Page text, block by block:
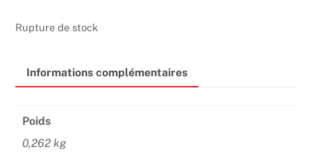
Rupture de stock
Informations complémentaires
Poids
0,262 kg